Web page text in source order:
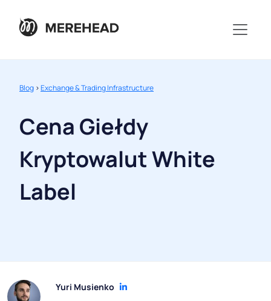
Blog >Exchange & Trading Infrastructure
Cena Giełdy
Kryptowalut White
Label
Yuri Musienko